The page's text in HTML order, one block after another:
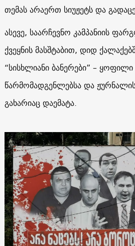
თემას არაერთ სიუჟეტს და
ასევე, საარჩევნო კამპანიის
ქვეყნის მასშტაბით, დიდ
“სისხლიანი ბანერები” –
წარმომადგენლებსა და
გახარიაც დაემატა.